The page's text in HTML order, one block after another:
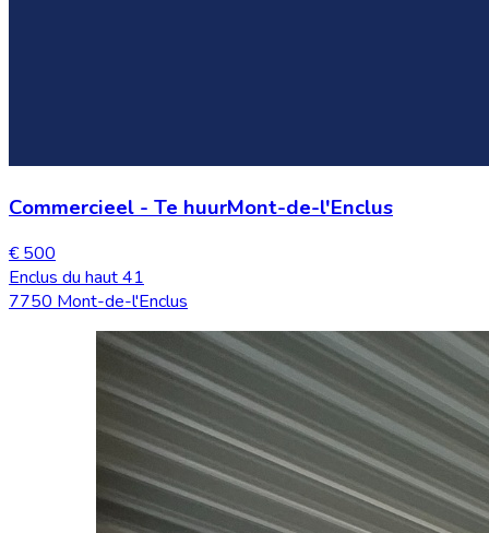
Commercieel - Te huurMont-de-l'Enclus
€ 500
Enclus du haut 41
7750 Mont-de-l'Enclus